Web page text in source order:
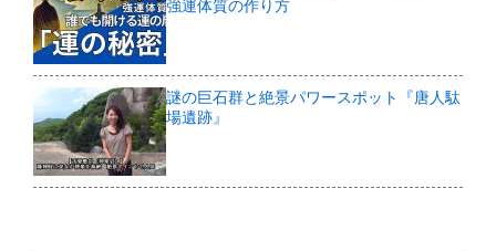
強運体質の作り方
謎の巨石群と絶景パワースポット『唐人駄
場遺跡』